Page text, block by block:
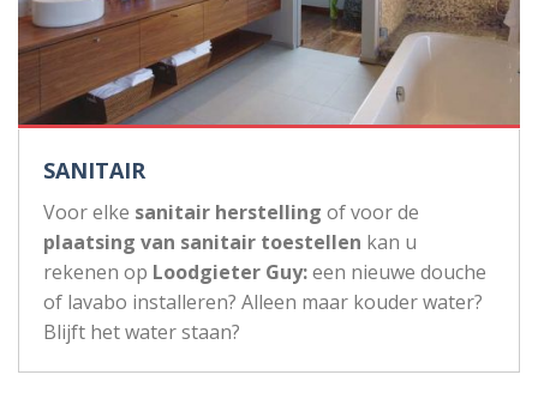
SANITAIR
Voor elke sanitair herstelling of voor de
plaatsing van sanitair toestellen kan u
rekenen op Loodgieter Guy:een nieuwe douche
of lavabo installeren? Alleen maar kouder water?
Blijft het water staan?